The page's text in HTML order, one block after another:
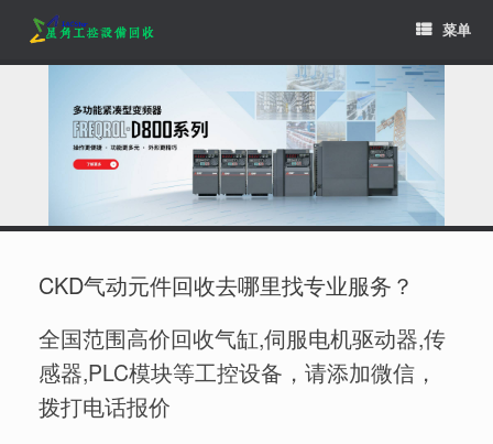
content
菜单
CKD气动元件回收去哪里找专业服务？
全国范围高价回收气缸,伺服电机驱动器,传
感器,PLC模块等工控设备，请添加微信，
拨打电话报价